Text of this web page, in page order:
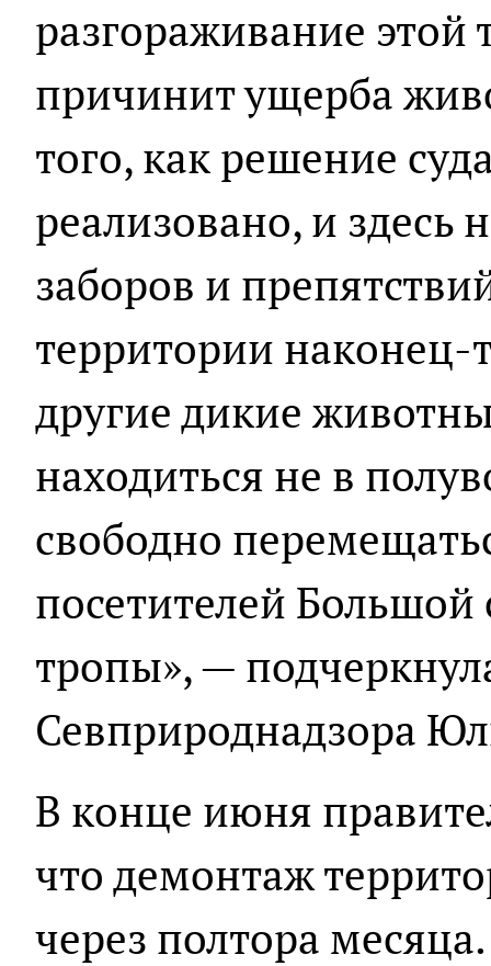
разгораживание этой
причинит ущерба
того, как решение
реализовано, и здесь
заборов и
территории наконец-
другие дикие
находиться не в
свободно
посетителей Большой
тропы», —
Севприроднадзора
В конце июня
что демонтаж
через полтора месяца.